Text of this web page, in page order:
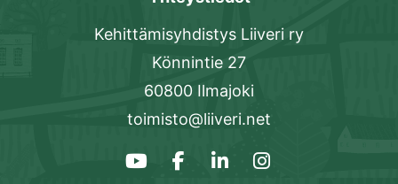
Kehittämisyhdistys Liiveri ry
Könnintie 27
60800 Ilmajoki
toimisto@liiveri.net